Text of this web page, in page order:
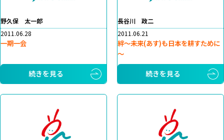
野久保 太一郎
2011.06.28
一期一会
続きを見る
長谷川 政二
2011.06.21
絆～未来(あす)も日本を耕すために
～
続きを見る